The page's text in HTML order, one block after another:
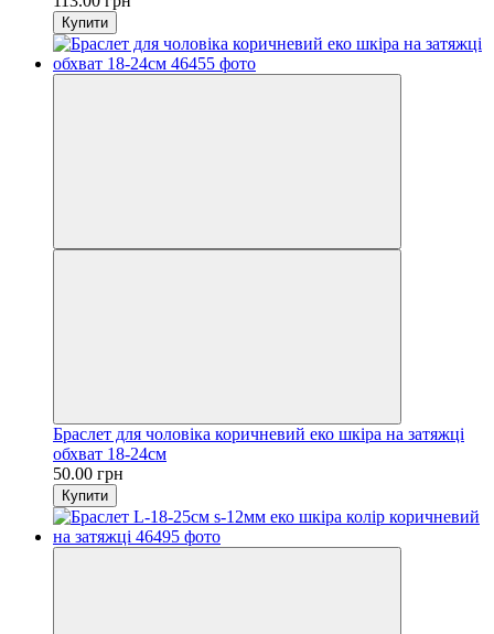
Купити
Браслет для чоловіка коричневий еко шкіра на затяжці
обхват 18-24см
50.00 грн
Купити